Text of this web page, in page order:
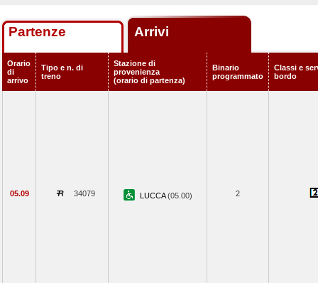
Partenze Arrivi
Orario
di
arrivo
Tipo e n. di
treno
Stazione di
provenienza
(orario di partenza)
Binario
programmato
Classi e
bordo
05.09 34079 LUCCA(05.00) 2